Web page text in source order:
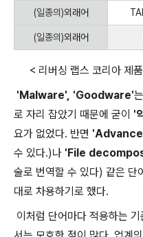
(일종의)외래어
(일종의)외래어
< 리버싱 랩스 코리아 제
'Malware', 'Goodware'
로 자리 잡았기 때문에 굳이 '
요가 없었다. 반면
수 있다.)나 'File
술로 번역할 수 있다) 같은 단
대로 차용하기로 했다.
이처럼 단어마다 적용하는